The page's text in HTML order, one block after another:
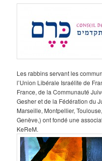
Les rabbins servant les
l’Union Libérale Israélite de
France, de la Communauté
Gesher et de la Fédération du
Marseille, Montpellier,
Genève,) ont fondé une
KeReM.